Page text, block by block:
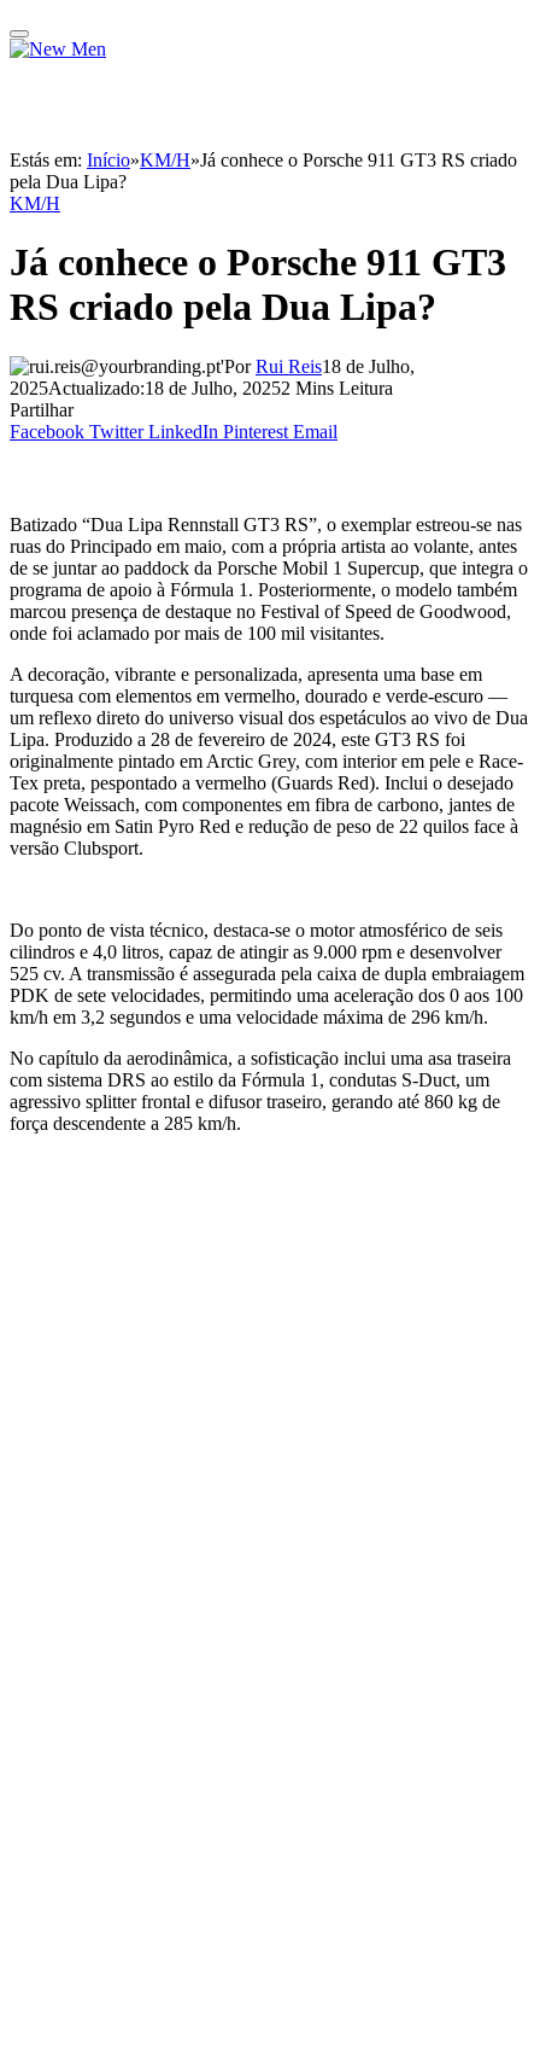
Estás em: Início»KM/H»Já conhece o Porsche 911 GT3 RS criado
pela Dua Lipa?
KM/H
Já conhece o Porsche 911 GT3
RS criado pela Dua Lipa?
Por Rui Reis18 de Julho,
2025Actualizado:18 de Julho, 20252 Mins Leitura
Partilhar
Facebook Twitter LinkedIn Pinterest Email
Batizado “Dua Lipa Rennstall GT3 RS”, o exemplar estreou-se nas
ruas do Principado em maio, com a própria artista ao volante, antes
de se juntar ao paddock da Porsche Mobil 1 Supercup, que integra o
programa de apoio à Fórmula 1. Posteriormente, o modelo também
marcou presença de destaque no Festival of Speed de Goodwood,
onde foi aclamado por mais de 100 mil visitantes.
A decoração, vibrante e personalizada, apresenta uma base em
turquesa com elementos em vermelho, dourado e verde-escuro —
um reflexo direto do universo visual dos espetáculos ao vivo de Dua
Lipa. Produzido a 28 de fevereiro de 2024, este GT3 RS foi
originalmente pintado em Arctic Grey, com interior em pele e Race-
Tex preta, pespontado a vermelho (Guards Red). Inclui o desejado
pacote Weissach, com componentes em fibra de carbono, jantes de
magnésio em Satin Pyro Red e redução de peso de 22 quilos face à
versão Clubsport.
Do ponto de vista técnico, destaca-se o motor atmosférico de seis
cilindros e 4,0 litros, capaz de atingir as 9.000 rpm e desenvolver
525 cv. A transmissão é assegurada pela caixa de dupla embraiagem
PDK de sete velocidades, permitindo uma aceleração dos 0 aos 100
km/h em 3,2 segundos e uma velocidade máxima de 296 km/h.
No capítulo da aerodinâmica, a sofisticação inclui uma asa traseira
com sistema DRS ao estilo da Fórmula 1, condutas S-Duct, um
agressivo splitter frontal e difusor traseiro, gerando até 860 kg de
força descendente a 285 km/h.